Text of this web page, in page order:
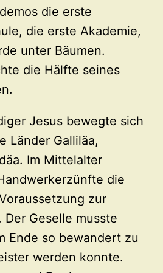
die erste
die erste Akademie,
unter Bäumen.
die Hälfte seines
Jesus bewegte sich
Länder Galliläa,
Im Mittelalter
die
zur
Geselle musste
Ende so bewandert zu
werden konnte.